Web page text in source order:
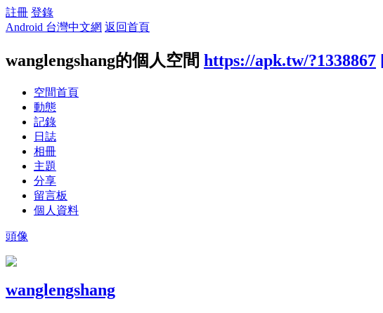
註冊 登錄
Android 台灣中文網 返回首頁
wanglengshang的個人空間 https://apk.tw/?1338867
空間首頁
動態
記錄
日誌
相冊
主題
分享
留言板
個人資料
頭像
wanglengshang